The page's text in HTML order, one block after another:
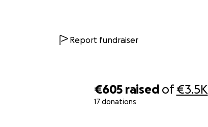
€605 raised of€3.5K
17 donations
Report fundraiser